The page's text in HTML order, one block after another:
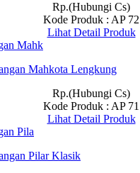
Rp.(Hubungi Cs)
Kode Produk : AP 72
Lihat Detail Produk
Mahk
Rp.(Hubungi Cs)
Kode Produk : AP 71
Lihat Detail Produk
Pila